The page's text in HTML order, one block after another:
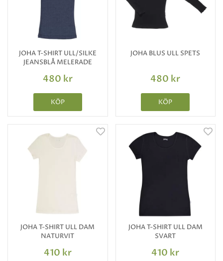
JOHA T-SHIRT ULL/SILKE
JEANSBLÅ MELERADE
480 kr
KÖP
JOHA BLUS ULL SPETS
480 kr
KÖP
JOHA T-SHIRT ULL DAM
NATURVIT
410 kr
JOHA T-SHIRT ULL DAM
SVART
410 kr